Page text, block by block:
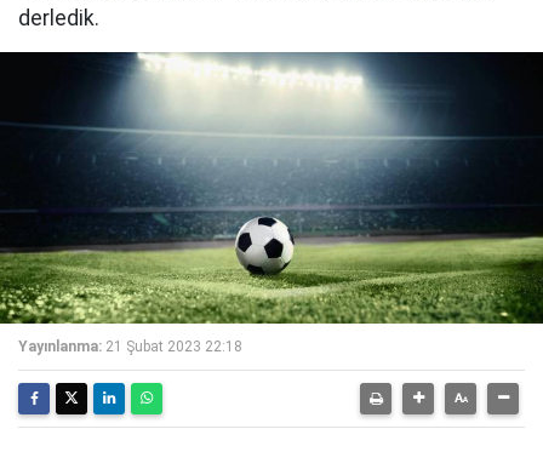
derledik.
Yayınlanma: 21 Şubat 2023 22:18